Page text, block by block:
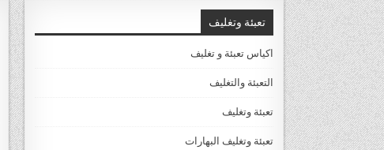
تعبئة وتغليف
اكياس تعبئة و تغليف
التعبئة والتغليف
تعبئة وتغليف
تعبئة وتغليف البهارات